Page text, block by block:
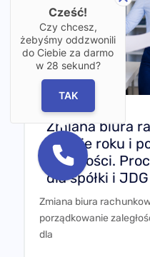
Zmiana biura
trakcie roku i
zaległości.
dla spółki i JDG
Zmiana biura
porządkowanie
dla
Cześć!
Czy chcesz,
żebyśmy oddzwonili
do Ciebie za darmo
w 28 sekund?
TAK